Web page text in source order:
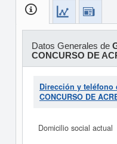
Datos Generales de
CONCURSO DE
Dirección y teléfono
CONCURSO DE
Domicilio social actual